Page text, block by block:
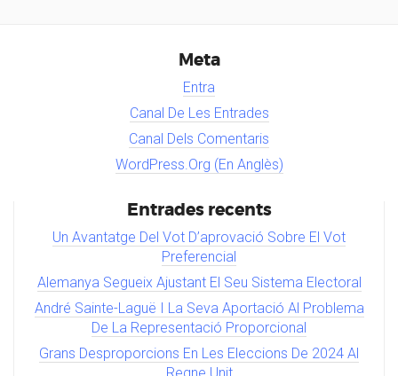
Meta
Entra
Canal De Les Entrades
Canal Dels Comentaris
WordPress.org (en Anglès)
Entrades recents
Un Avantatge Del Vot D’aprovació Sobre El Vot
Preferencial
Alemanya Segueix Ajustant El Seu Sistema Electoral
André Sainte-Laguë I La Seva Aportació Al Problema
De La Representació Proporcional
Grans Desproporcions En Les Eleccions De 2024 Al